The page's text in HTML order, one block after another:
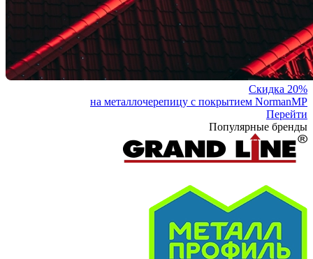
Скидка 20%
на металлочерепицу с покрытием NormanMP
Перейти
Популярные бренды